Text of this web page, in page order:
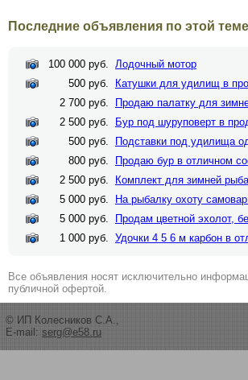
Последние объявления по этой теме
100 000 руб. Лодочный мотор
500 руб.
Катушки для удилищ в
2 700 руб.
Продаю палатку для
2 500 руб.
Бур под шуруповерт в
500 руб.
Подставки под удилища
800 руб.
Продаю бур в отличном
2 500 руб.
Комплект для зимней
5 000 руб.
На рыбалку охоту
5 000 руб.
Продам цветной эхолот,
1 000 руб. Удочки 4 5 6 м карбон в
Все объявления носят исключительно
публичной офертой.
© ИП Колесников С.А.,
E-mail: serg@e58.ru